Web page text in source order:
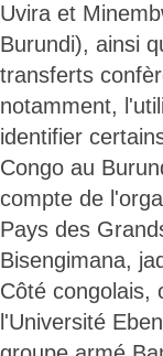
Uvira et
Burundi), ainsi
transferts
notamment,
identifier
Congo au
compte de
Pays des
Bisengimana,
Côté congolais,
l'Université